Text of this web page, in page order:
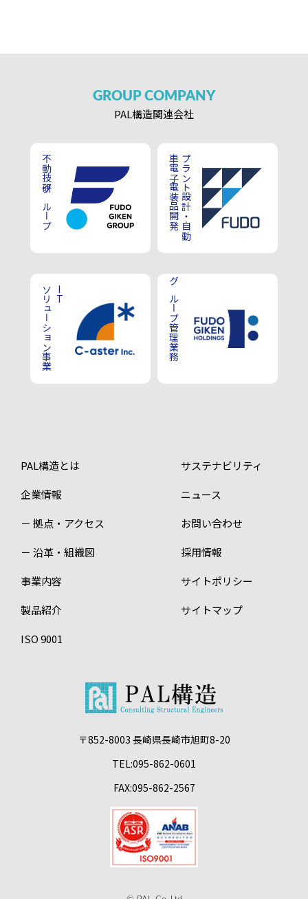
GROUP COMPANY
PAL構造関連会社
不動技研グループ プラント設計・自動
車電子電装品開発
IT
ソリューション事業 グループ管理業務
〒852-8003 長崎県長崎市旭町8-20
TEL:095-862-0601
FAX:095-862-2567
PAL構造とは
企業情報
－ 拠点・アクセス
－ 沿革・組織図
事業内容
製品紹介
ISO 9001
サステナビリティ
ニュース
お問い合わせ
採用情報
サイトポリシー
サイトマップ